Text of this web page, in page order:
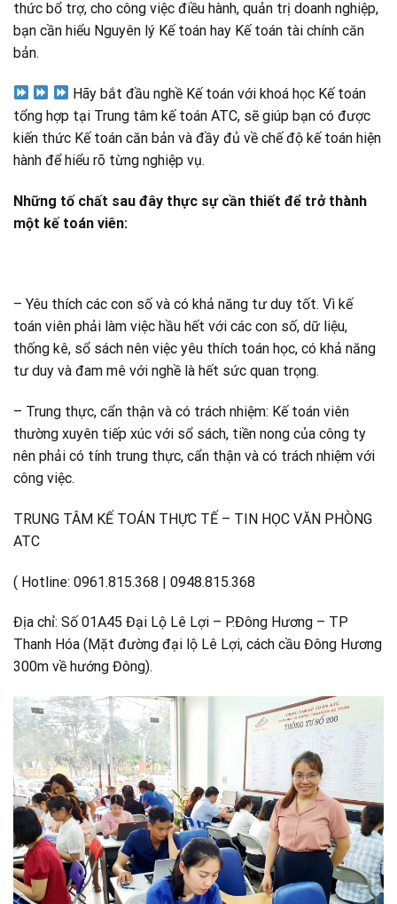
thức bổ trợ, cho công việc điều hành, quản trị doanh nghiệp,
bạn cần hiểu Nguyên lý Kế toán hay Kế toán tài chính căn
bản.
Hãy bắt đầu nghề Kế toán với khoá học Kế toán
tổng hợp tại Trung tâm kế toán ATC, sẽ giúp bạn có được
kiến thức Kế toán căn bản và đầy đủ về chế độ kế toán hiện
hành để hiểu rõ từng nghiệp vụ.
Những tố chất sau đây thực sự cần thiết để trở thành
một kế toán viên:
– Yêu thích các con số và có khả năng tư duy tốt. Vì kế
toán viên phải làm việc hầu hết với các con số, dữ liệu,
thống kê, sổ sách nên việc yêu thích toán học, có khả năng
tư duy và đam mê với nghề là hết sức quan trọng.
– Trung thực, cẩn thận và có trách nhiệm: Kế toán viên
thường xuyên tiếp xúc với sổ sách, tiền nong của công ty
nên phải có tính trung thực, cẩn thận và có trách nhiệm với
công việc.
TRUNG TÂM KẾ TOÁN THỰC TẾ – TIN HỌC VĂN PHÒNG
ATC
( Hotline: 0961.815.368 | 0948.815.368
Địa chỉ: Số 01A45 Đại Lộ Lê Lợi – P.Đông Hương – TP
Thanh Hóa (Mặt đường đại lộ Lê Lợi, cách cầu Đông Hương
300m về hướng Đông).